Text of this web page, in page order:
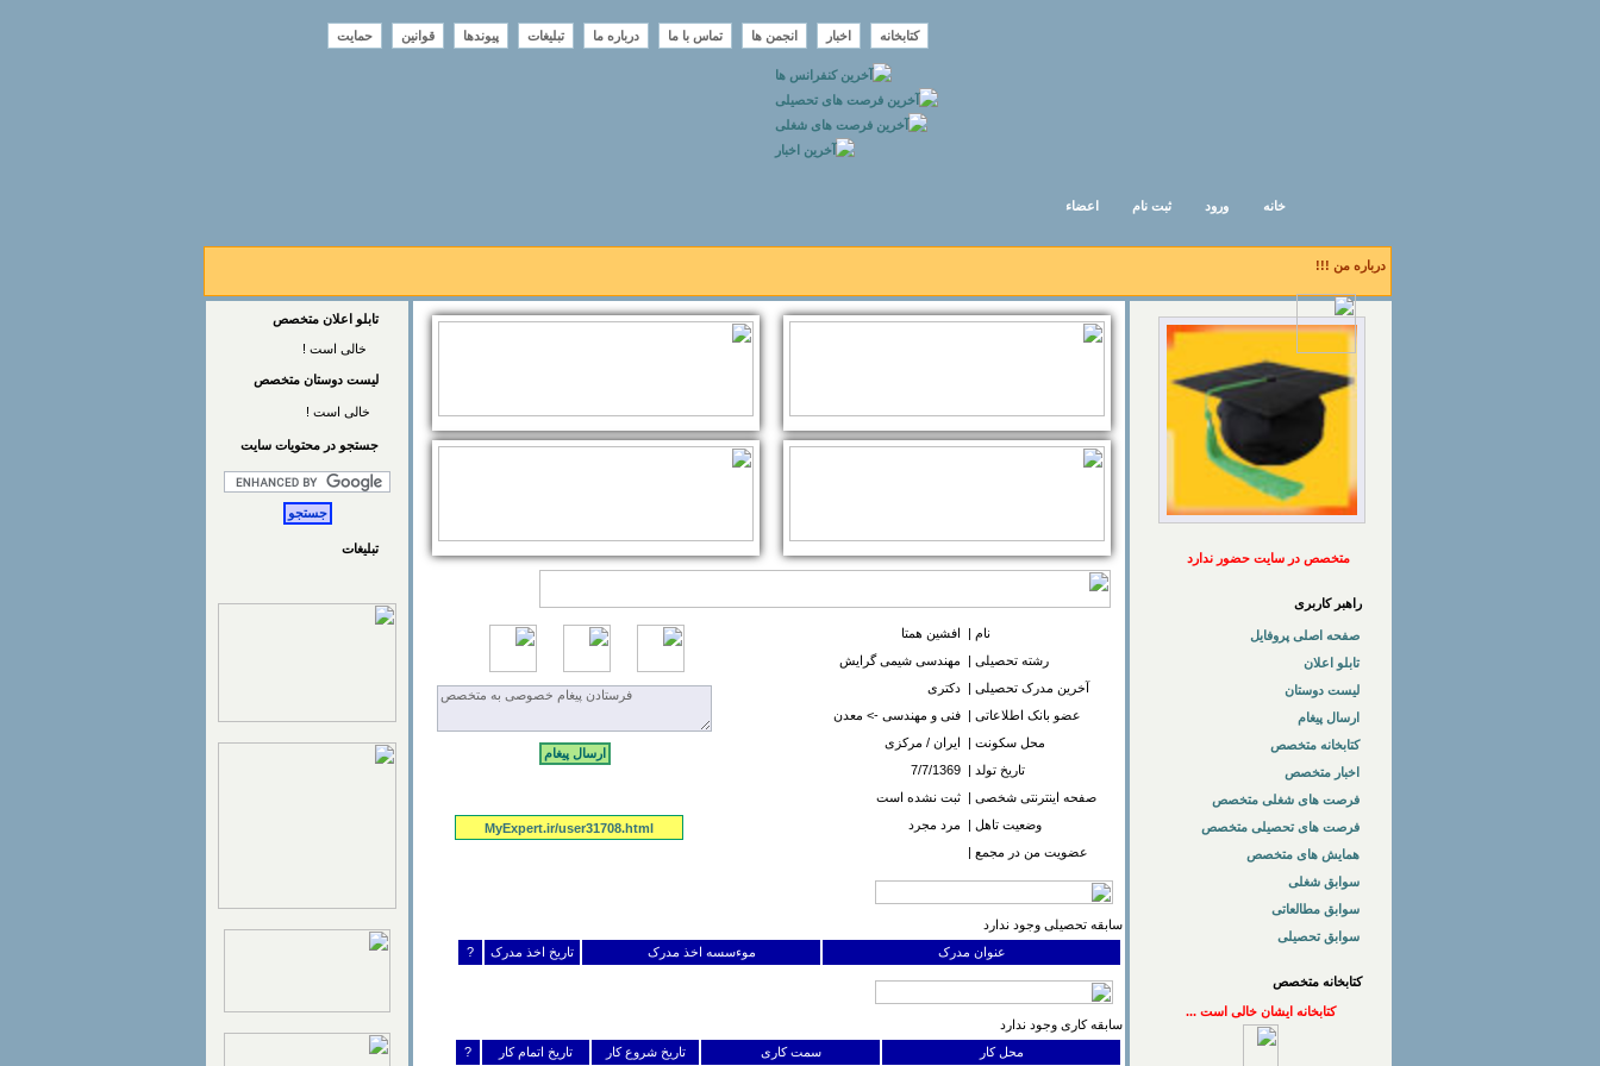
کتابخانه اخبار انجمن ها تماس با ما درباره ما تبلیغات پیوندها قوانین حمایت
اعضاء ثبت نام ورود خانه
درباره من !!!
متخصص در سایت حضور ندارد
راهبر کاربری
صفحه اصلی پروفایل
تابلو اعلان
لیست دوستان
ارسال پیغام
کتابخانه متخصص
اخبار متخصص
فرصت های شغلی متخصص
فرصت های تحصیلی متخصص
همایش های متخصص
سوابق شغلی
سوابق مطالعاتی
سوابق تحصیلی
کتابخانه متخصص
کتابخانه ایشان خالی است ...
نام |
افشین همتا
رشته تحصیلی |
مهندسی شیمی گرایش
آخرین مدرک تحصیلی | دکتری
عضو بانک اطلاعاتی | فنی و مهندسی -> معدن
محل سکونت |
ايران / مرکزی
تاریخ تولد | 7/7/1369
صفحه اینترنتی شخصی | ثبت نشده است
وضعیت تاهل |
مرد مجرد
عضویت من در مجمع |
MyExpert.ir/user31708.html
سابقه تحصیلی وجود ندارد
عنوان مدرک
موءسسه اخذ مدرک تاریخ اخذ مدرک ?
سابقه کاری وجود ندارد
محل کار
سمت کاری تاریخ شروع کار تاریخ اتمام کار ?
تابلو اعلان متخصص
خالی است !
لیست دوستان متخصص
خالی است !
جستجو در محتويات سايت
تبلیغات